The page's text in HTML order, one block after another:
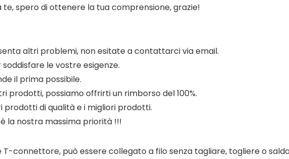
spero di ottenere la tua comprensione, grazie!
altri problemi, non esitate a contattarci via email.
le vostre esigenze.
il prima possibile.
prodotti, possiamo offrirti un rimborso del 100%.
prodotti di qualità e i migliori prodotti.
la nostra massima priorità !!!
connettore, può essere collegato a filo senza tagliare, togliere o